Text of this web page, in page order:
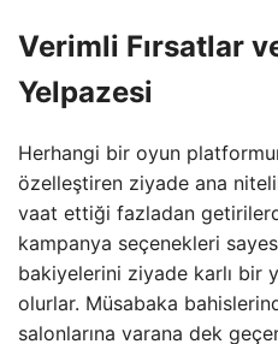
Verimli Fırsatlar
Yelpazesi
Herhangi bir oyun
özelleştiren ziyade ana
vaat ettiği fazladan
kampanya seçenekleri
bakiyelerini ziyade karlı bir
olurlar. Müsabaka
salonlarına varana dek